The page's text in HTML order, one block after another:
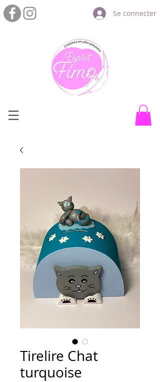
Se connecter
Tirelire Chat
turquoise